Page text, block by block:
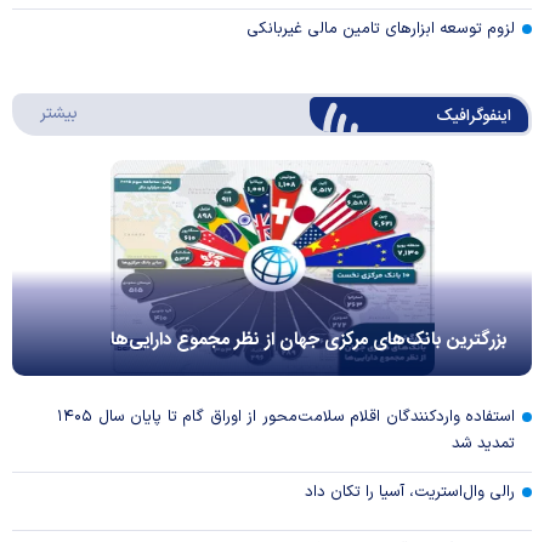
لزوم توسعه ابزارهای تامین مالی غیربانکی
اینفوگرافیک بیشتر
بزرگترین بانک‌های مرکزی جهان از نظر مجموع دارایی‌ها
استفاده واردکنندگان اقلام سلامت‌محور از اوراق گام تا پایان سال ۱۴۰۵
تمدید شد
رالی وال‌استریت، آسیا را تکان داد